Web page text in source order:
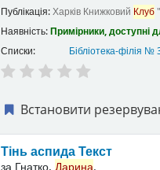
Публікація:Харків Книжковий Клуб"
Наявність:Примірники, доступні
Списки:
Бібліотека-філія №
Встановити
Тінь аспидаТекст